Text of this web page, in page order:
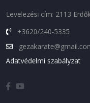
Levelezési cím: 2113
+3620/240-5335
Adatvédelmi szabályzat